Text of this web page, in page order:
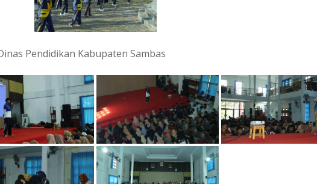
Pendidikan Kabupaten Sambas